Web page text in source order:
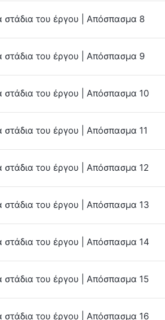
στάδια του έργου | Απόσπασμα 8
στάδια του έργου | Απόσπασμα 9
στάδια του έργου | Απόσπασμα 10
στάδια του έργου | Απόσπασμα 11
στάδια του έργου | Απόσπασμα 12
στάδια του έργου | Απόσπασμα 13
στάδια του έργου | Απόσπασμα 14
στάδια του έργου | Απόσπασμα 15
στάδια του έργου | Απόσπασμα 16